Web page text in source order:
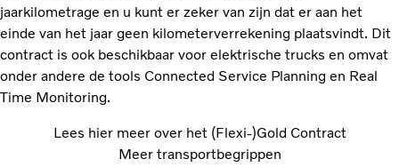
jaarkilometrage en u kunt er zeker van zijn dat er aan het
einde van het jaar geen kilometerverrekening plaatsvindt. Dit
contract is ook beschikbaar voor elektrische trucks en omvat
onder andere de tools Connected Service Planning en Real
Time Monitoring.
Lees hier meer over het (Flexi-)Gold Contract
Meer transportbegrippen